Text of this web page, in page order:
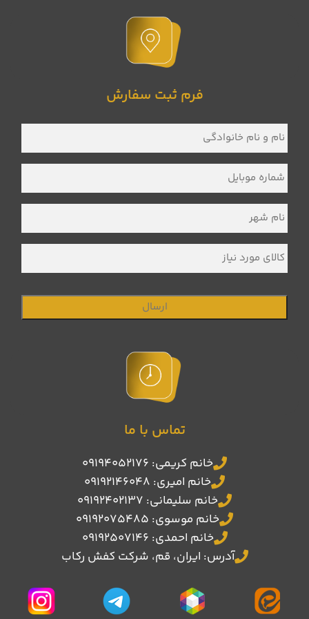
فرم ثبت سفارش
نام
و
نام
خانوادگی
*
شماره
موبایل *
نام
شهر *
کالای
مورد
نیاز
تماس با ما
خانم کریمی: 09194052176
خانم امیری: 09192146048
خانم سلیمانی: 09192402137
خانم موسوی: 09192075485
خانم احمدی: 09192507146
آدرس: ایران، قم، شرکت کفش رکاب